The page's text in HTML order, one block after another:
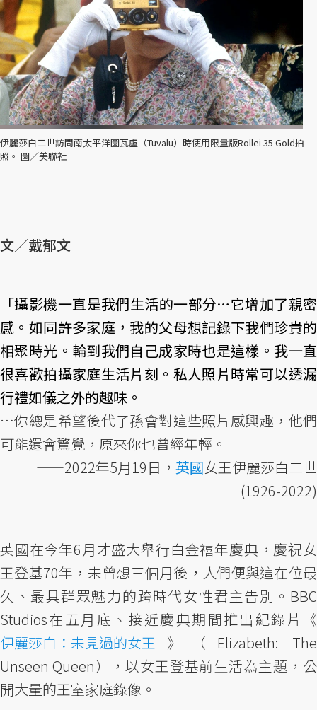
伊麗莎白二世訪問南太平洋圖瓦盧（Tuvalu）時使用限量版Rollei 35 Gold拍
照。 圖／美聯社
文／戴郁文
「攝影機一直是我們生活的一部分…它增加了親密
感。如同許多家庭，我的父母想記錄下我們珍貴的
相聚時光。輪到我們自己成家時也是這樣。我一直
很喜歡拍攝家庭生活片刻。私人照片時常可以透漏
行禮如儀之外的趣味。
…你總是希望後代子孫會對這些照片感興趣，他們
可能還會驚覺，原來你也曾經年輕。」
——2022年5月19日， 英國女王伊麗莎白二世
(1926-2022)
英國在今年6月才盛大舉行白金禧年慶典，慶祝女
王登基70年，未曾想三個月後，人們便與這在位最
久、最具群眾魅力的跨時代女性君主告別。BBC
Studios在五月底、接近慶典期間推出紀錄片《
伊麗莎白：未見過的女王 》（Elizabeth: The
Unseen Queen），以女王登基前生活為主題，公
開大量的王室家庭錄像。